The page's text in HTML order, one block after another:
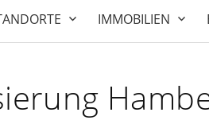
IMMOBILIEN